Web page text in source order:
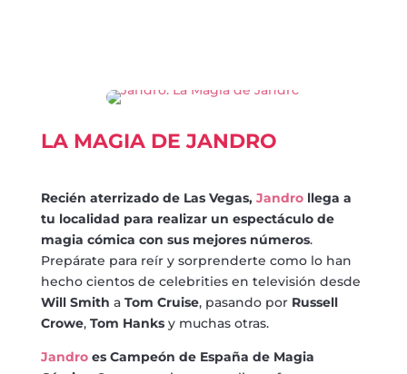
LA MAGIA DE JANDRO
Recién aterrizado de Las Vegas, Jandrollega a
tu localidad para realizar un espectáculo de
magia cómica con sus mejores números.
Prepárate para reír y sorprenderte como lo han
hecho cientos de celebrities en televisión desde
Will Smith a Tom Cruise, pasando por Russell
Crowe, Tom Hanksy muchas otras.
Jandroes Campeón de España de Magia